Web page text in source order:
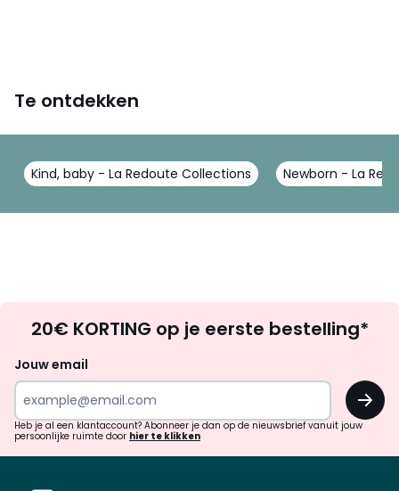
Te ontdekken
Kind, baby - La Redoute Collections Newborn - La
zoek
inspiratie
verrassingen?
20€ KORTING op je eerste bestelling*
Jouw email
OK
Heb je al een klantaccount? Abonneer je dan op de nieuwsbrief vanuit jouw
persoonlijke ruimte door hier te klikken